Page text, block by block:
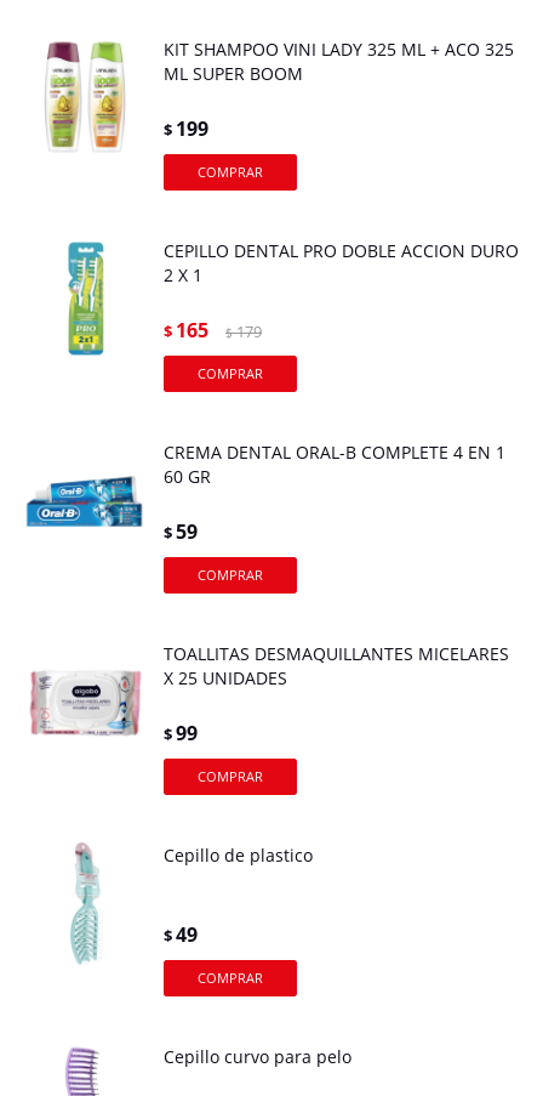
KIT SHAMPOO VINI LADY 325 ML + ACO 325
ML SUPER BOOM
$ 199
CEPILLO DENTAL PRO DOBLE ACCION DURO
2 X 1
$ 165 $ 179
CREMA DENTAL ORAL-B COMPLETE 4 EN 1
60 GR
$59
TOALLITAS DESMAQUILLANTES MICELARES
X 25 UNIDADES
$99
Cepillo de plastico
$49
Cepillo curvo para pelo